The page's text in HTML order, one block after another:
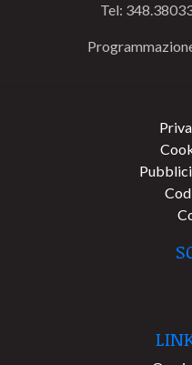
Tel: